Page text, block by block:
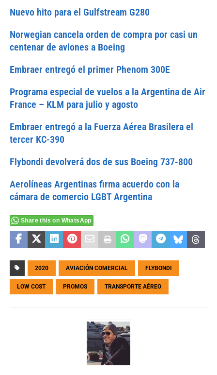
Nuevo hito para el Gulfstream G280
Norwegian cancela orden de compra por casi un
centenar de aviones a Boeing
Embraer entregó el primer Phenom 300E
Programa especial de vuelos a la Argentina de Air
France – KLM para julio y agosto
Embraer entregó a la Fuerza Aérea Brasilera el
tercer KC-390
Flybondi devolverá dos de sus Boeing 737-800
Aerolíneas Argentinas firma acuerdo con la
cámara de comercio LGBT Argentina
Share this on WhatsApp
2020 AVIACIÓN COMERCIAL FLYBONDI
LOW COST PROMOS TRANSPORTE AÉREO